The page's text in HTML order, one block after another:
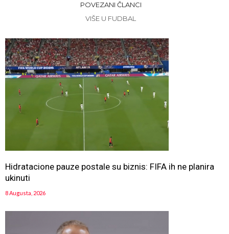
POVEZANI ČLANCI
VIŠE U FUDBAL
Hidratacione pauze postale su biznis: FIFA ih ne planira
ukinuti
8 Augusta, 2026